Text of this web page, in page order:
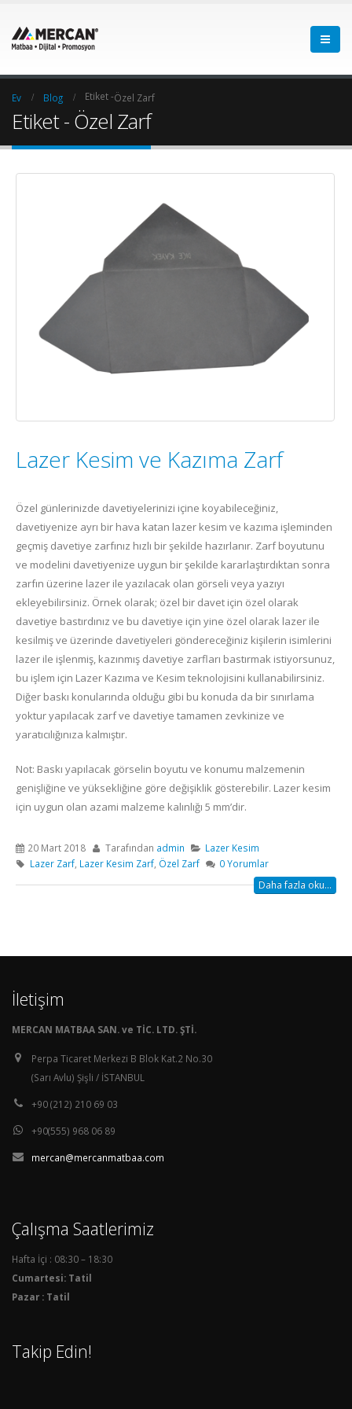
Ev Blog Etiket -Özel Zarf
Etiket - Özel Zarf
Lazer Kesim ve Kazıma Zarf
Özel günlerinizde davetiyelerinizi içine koyabileceğiniz,
davetiyenize ayrı bir hava katan lazer kesim ve kazıma işleminden
geçmiş davetiye zarfınız hızlı bir şekilde hazırlanır. Zarf boyutunu
ve modelini davetiyenize uygun bir şekilde kararlaştırdıktan sonra
zarfın üzerine lazer ile yazılacak olan görseli veya yazıyı
ekleyebilirsiniz. Örnek olarak; özel bir davet için özel olarak
davetiye bastırdınız ve bu davetiye için yine özel olarak lazer ile
kesilmiş ve üzerinde davetiyeleri göndereceğiniz kişilerin isimlerini
lazer ile işlenmiş, kazınmış davetiye zarfları bastırmak istiyorsunuz,
bu işlem için Lazer Kazıma ve Kesim teknolojisini kullanabilirsiniz.
Diğer baskı konularında olduğu gibi bu konuda da bir sınırlama
yoktur yapılacak zarf ve davetiye tamamen zevkinize ve
yaratıcılığınıza kalmıştır.
Not: Baskı yapılacak görselin boyutu ve konumu malzemenin
genişliğine ve yüksekliğine göre değişiklik gösterebilir. Lazer kesim
için uygun olan azami malzeme kalınlığı 5 mm’dir.
20 Mart 2018 Tarafından admin
Lazer Kesim
Lazer Zarf, Lazer Kesim Zarf, Özel Zarf 0 Yorumlar
Daha fazla oku...
İletişim
MERCAN MATBAA SAN. ve TİC. LTD. ŞTİ.
Perpa Ticaret Merkezi B Blok Kat.2 No.30
(Sarı Avlu) Şişli / İSTANBUL
+90 (212) 210 69 03
+90(555) 968 06 89
mercan@mercanmatbaa.com
Çalışma Saatlerimiz
Hafta İçi : 08:30 – 18:30
Cumartesi: Tatil
Pazar : Tatil
Takip Edin!